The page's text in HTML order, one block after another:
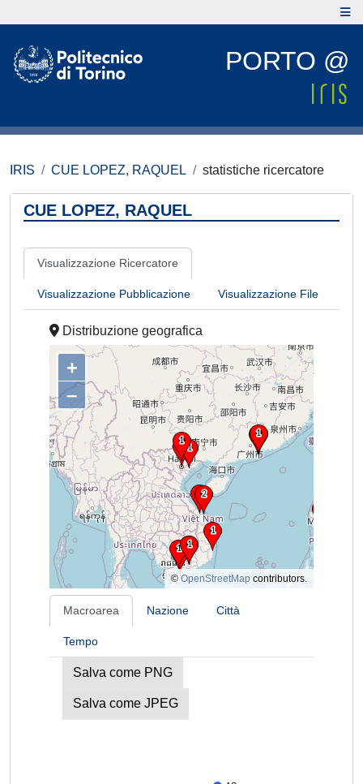
PORTO @
IRIS CUE LOPEZ, RAQUEL statistiche ricercatore
CUE LOPEZ, RAQUEL
Visualizzazione Ricercatore
Visualizzazione Pubblicazione Visualizzazione File
Distribuzione geografica
+
–
©OpenStreetMap contributors.
Macroarea Nazione Città
Tempo
Salva come PNG
Salva come JPEG